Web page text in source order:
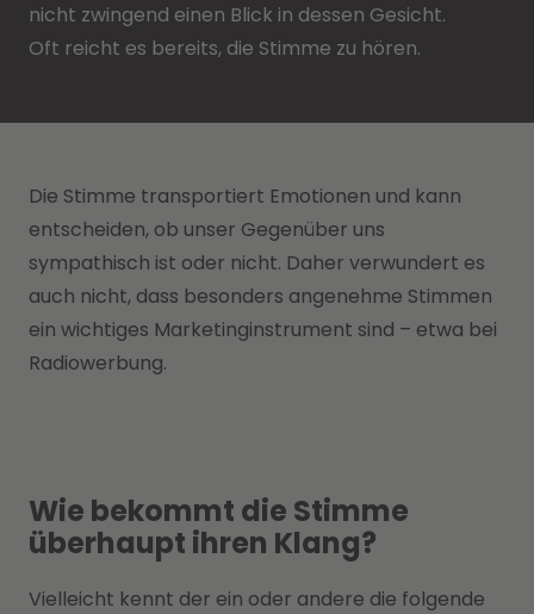
nicht zwingend einen Blick in dessen Gesicht.
Oft reicht es bereits, die Stimme zu hören.
Die Stimme transportiert Emotionen und kann
entscheiden, ob unser Gegenüber uns
sympathisch ist oder nicht. Daher verwundert es
auch nicht, dass besonders angenehme Stimmen
ein wichtiges Marketinginstrument sind – etwa bei
Radiowerbung.
Wie bekommt die Stimme
überhaupt ihren Klang?
Vielleicht kennt der ein oder andere die folgende